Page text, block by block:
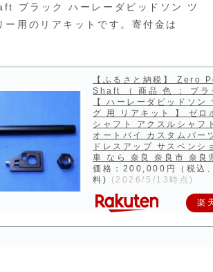
ブラック ハーレーダビッドソン ツ
ー用のリアキットです。寄付金は
【ふるさと納税】 Zero
Shaft （ 商品 色 ： ブラ
【 ハーレーダビッドソン
グ 用 リアキット 】 ゼロ
シャフト アクスルシャフ
オートバイ カスタムパー
ドレスアップ サスペンシ
車 なら 奈良 奈良市 奈
価格：200,000円（税込
料)
(2026/5/13時点)
楽